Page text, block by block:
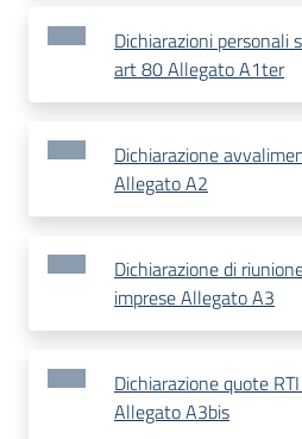
Dichiarazioni personali
art 80 Allegato A1ter
Dichiarazione
Allegato A2
Dichiarazione di
imprese Allegato A3
Dichiarazione quote
Allegato A3bis